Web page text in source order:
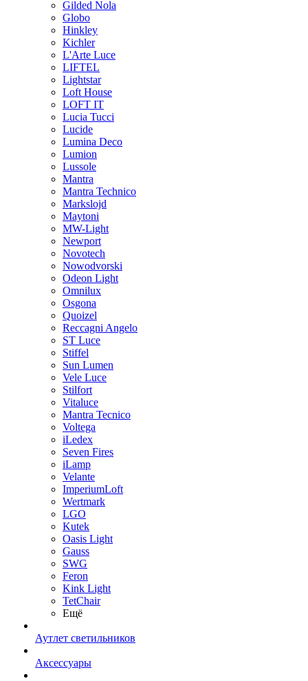
Gilded Nola
Globo
Hinkley
Kichler
L'Arte Luce
LIFTEL
Lightstar
Loft House
LOFT IT
Lucia Tucci
Lucide
Lumina Deco
Lumion
Lussole
Mantra
Mantra Technico
Markslojd
Maytoni
MW-Light
Newport
Novotech
Nowodvorski
Odeon Light
Omnilux
Osgona
Quoizel
Reccagni Angelo
ST Luce
Stiffel
Sun Lumen
Vele Luce
Stilfort
Vitaluce
Mantra Tecnico
Voltega
iLedex
Seven Fires
iLamp
Velante
ImperiumLoft
Wertmark
LGO
Kutek
Oasis Light
Gauss
SWG
Feron
Kink Light
TetСhair
Ещё
Аутлет светильников
Аксессуары